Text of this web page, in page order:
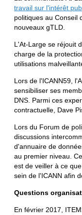
travail sur l'intérêt
politiques au Conseil
nouveaux gTLD.
L'At-Large se réjouit
charge de la
utilisations
Lors de l'ICANN59,
sensibiliser ses
DNS. Parmi ces
contractuelle, Dave
Lors du Forum de
discussions
d'annuaire de
au premier niveau.
est de veiller à ce
sein de l'ICANN afin
Questions
En février 2017,